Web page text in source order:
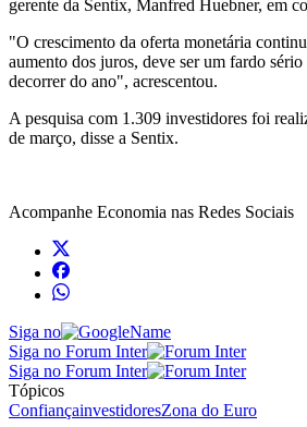
gerente da Sentix, Manfred Huebner, em
"O crescimento da oferta monetária
aumento dos juros, deve ser um fardo
decorrer do ano", acrescentou.
A pesquisa com 1.309 investidores foi
de março, disse a Sentix.
Acompanhe Economia nas Redes Sociais
Siga no
Siga no Forum Inter
Siga no Forum Inter
Tópicos
ConfiançainvestidoresZona do Euro